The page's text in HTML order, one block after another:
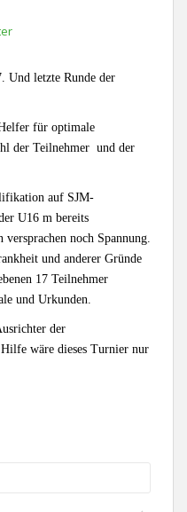
Und letzte Runde der
für optimale
der Teilnehmer und der
auf SJM-
U16 m bereits
noch Spannung.
und anderer Gründe
17 Teilnehmer
und Urkunden.
der
wäre dieses Turnier nur